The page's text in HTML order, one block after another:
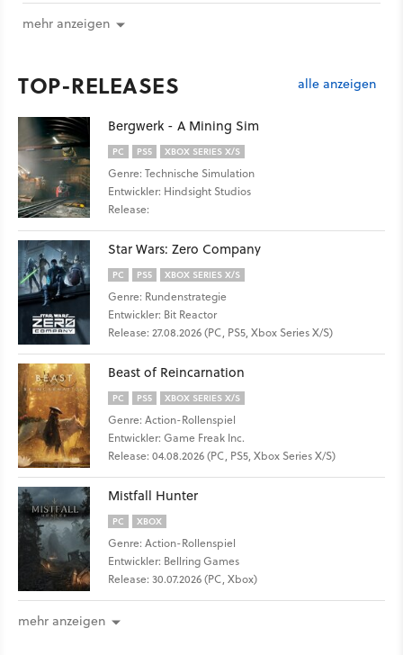
mehr anzeigen
TOP-RELEASES alle anzeigen
Bergwerk - A Mining Sim
PC PS5 XBOX SERIES X/S
Genre: Technische Simulation
Entwickler: Hindsight Studios
Release:
Star Wars: Zero Company
PC PS5 XBOX SERIES X/S
Genre: Rundenstrategie
Entwickler: Bit Reactor
Release: 27.08.2026 (PC, PS5, Xbox Series X/S)
Beast of Reincarnation
PC PS5 XBOX SERIES X/S
Genre: Action-Rollenspiel
Entwickler: Game Freak Inc.
Release: 04.08.2026 (PC, PS5, Xbox Series X/S)
Mistfall Hunter
PC XBOX
Genre: Action-Rollenspiel
Entwickler: Bellring Games
Release: 30.07.2026 (PC, Xbox)
mehr anzeigen